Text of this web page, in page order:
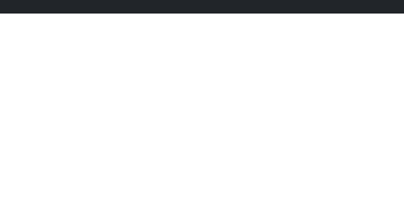
Umzug von Darmstadt nach Brunei Darussalam